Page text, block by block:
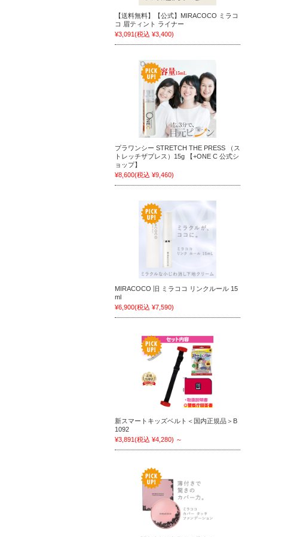
【送料無料】【公式】MIRACOCO ミラコ
コ 眉ティント ライナー
¥3,091(税込 ¥3,400)
プラワンシー STRETCH THE PRESS （ス
トレッチザプレス）15g 【+ONE C 公式シ
ョップ】
¥8,600(税込 ¥9,460)
MIRACOCO 旧 ミラココ リンクルール 15
ml
¥6,900(税込 ¥7,590)
新スマートキッズベルト＜国内正規品＞B
1092
¥3,891(税込 ¥4,280) ～